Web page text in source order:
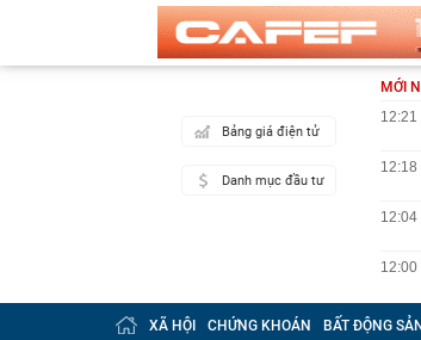
Bảng giá điện tử
Danh mục đầu tư
MỚI
12:21
12:18
12:04
12:00
12:00
XÃ HỘI CHỨNG KHOÁN BẤT ĐỘNG SẢN